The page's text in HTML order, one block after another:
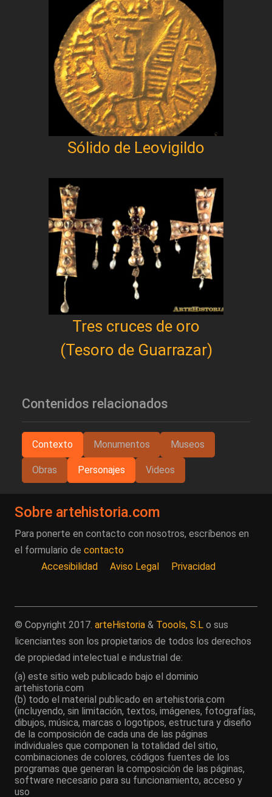
Sólido de Leovigildo
Tres cruces de oro
(Tesoro de Guarrazar)
Contenidos relacionados
Contexto Monumentos Museos
Obras Personajes Videos
Sobre artehistoria.com
Para ponerte en contacto con nosotros, escríbenos en
el formulario de contacto
Accesibilidad
Aviso Legal Privacidad
© Copyright 2017. arteHistoria & Toools, S.L o sus
licenciantes son los propietarios de todos los derechos
de propiedad intelectual e industrial de:
(a) este sitio web publicado bajo el dominio
artehistoria.com
(b) todo el material publicado en artehistoria.com
(incluyendo, sin limitación, textos, imágenes, fotografías,
dibujos, música, marcas o logotipos, estructura y diseño
de la composición de cada una de las páginas
individuales que componen la totalidad del sitio,
combinaciones de colores, códigos fuentes de los
programas que generan la composición de las páginas,
software necesario para su funcionamiento, acceso y
uso